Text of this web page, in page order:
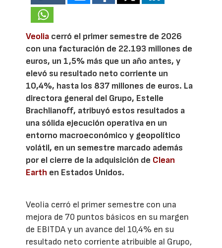
Veolia cerró el primer semestre de 2026
con una facturación de 22.193 millones de
euros, un 1,5% más que un año antes, y
elevó su resultado neto corriente un
10,4%, hasta los 837 millones de euros. La
directora general del Grupo, Estelle
Brachlianoff, atribuyó estos resultados a
una sólida ejecución operativa en un
entorno macroeconómico y geopolítico
volátil, en un semestre marcado además
por el cierre de la adquisición de Clean
Earth en Estados Unidos.
Veolia cerró el primer semestre con una
mejora de 70 puntos básicos en su margen
de EBITDA y un avance del 10,4% en su
resultado neto corriente atribuible al Grupo,